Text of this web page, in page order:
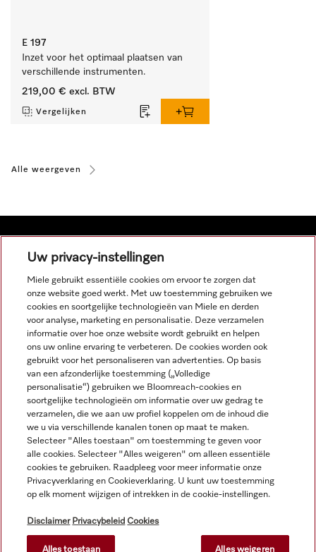
E 197
Inzet voor het optimaal plaatsen van
verschillende instrumenten.
219,00 € excl. BTW
Vergelijken
Alle weergeven
Navigatie
Service
decoratiemateriaal.
Uw privacy-instellingen
Miele gebruikt essentiële cookies om ervoor te zorgen dat
onze website goed werkt. Met uw toestemming gebruiken we
cookies en soortgelijke technologieën van Miele en derden
voor analyse, marketing en personalisatie. Deze verzamelen
informatie over hoe onze website wordt gebruikt en helpen
ons uw online ervaring te verbeteren. De cookies worden ook
gebruikt voor het personaliseren van advertenties. Op basis
van een afzonderlijke toestemming („Volledige
personalisatie“) gebruiken we Bloomreach-cookies en
soortgelijke technologieën om informatie over uw gedrag te
verzamelen, die we aan uw profiel koppelen om de inhoud die
we u via verschillende kanalen tonen op maat te maken.
Selecteer "Alles toestaan" om toestemming te geven voor
alle cookies. Selecteer "Alles weigeren" om alleen essentiële
cookies te gebruiken. Raadpleeg voor meer informatie onze
Privacyverklaring en Cookieverklaring. U kunt uw toestemming
op elk moment wijzigen of intrekken in de cookie-instellingen.
Disclaimer Privacybeleid Cookies
Alles toestaan Alles weigeren